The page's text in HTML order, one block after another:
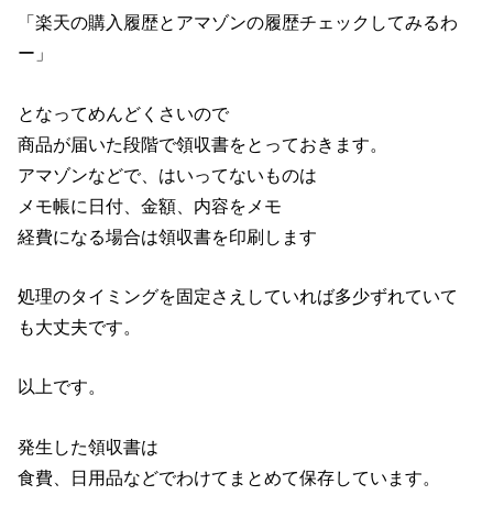
「楽天の購入履歴とアマゾンの履歴チェックしてみるわ
ー」
となってめんどくさいので
商品が届いた段階で領収書をとっておきます。
アマゾンなどで、はいってないものは
メモ帳に日付、金額、内容をメモ
経費になる場合は領収書を印刷します
処理のタイミングを固定さえしていれば多少ずれていて
も大丈夫です。
以上です。
発生した領収書は
食費、日用品などでわけてまとめて保存しています。